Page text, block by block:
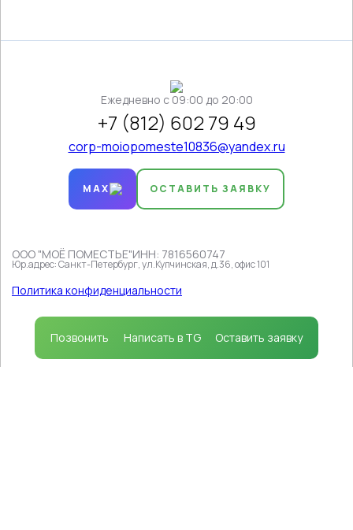
Ежедневно c 09:00 до 20:00
+7 (812) 602 79 49
corp-moiopomeste10836@yandex.ru
MAX ОСТАВИТЬ ЗАЯВКУ
ООО "МОЁ ПОМЕСТЬЕ"ИНН: 7816560747
Юр.адрес: Санкт-Петербург, ул.Купчинская, д.36, офис 101
Политика конфиденциальности
Позвонить Написать в TG Оставить заявку
Продолжая пользоваться сайтом, вы соглашаетесь на
политикой, которая определяет порядок их
Принимаю